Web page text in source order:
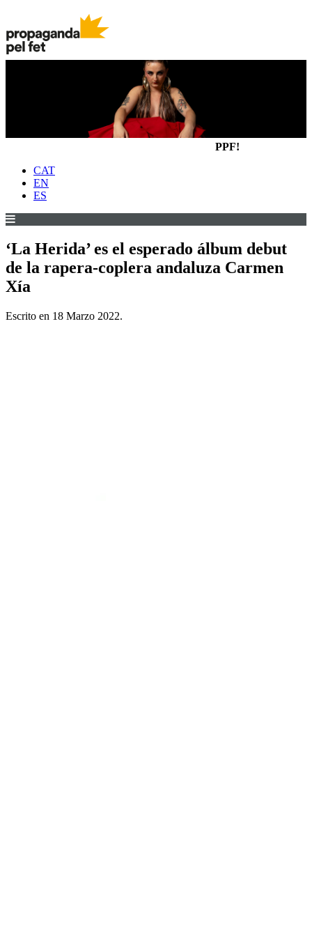
PPF!
CAT
EN
ES
‘La Herida’ es el esperado álbum debut
de la rapera-coplera andaluza Carmen
Xía
Escrito en 18 Marzo 2022.